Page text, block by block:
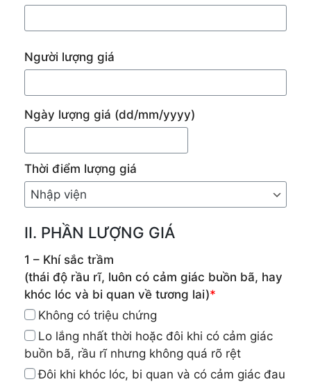
Người lượng giá
Ngày lượng giá (dd/mm/yyyy)
Thời điểm lượng giá
II. PHẦN LƯỢNG GIÁ
1 – Khí sắc trầm
(thái độ rầu rĩ, luôn có cảm giác buồn bã, hay
khóc lóc và bi quan về tương lai)*
Không có triệu chứng
Lo lắng nhất thời hoặc đôi khi có cảm giác
buồn bã, rầu rĩ nhưng không quá rõ rệt
Đôi khi khóc lóc, bi quan và có cảm giác đau